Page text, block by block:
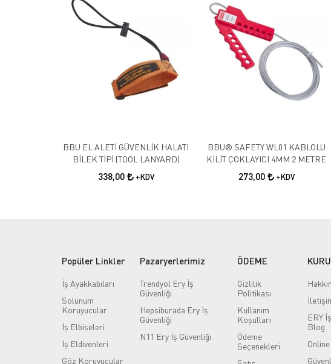
BBU EL ALETİ GÜVENLİK HALATI
BİLEK TİPİ (TOOL LANYARD)
338,00 +KDV
BBU® SAFETY WL01 KABLOLU
KİLİT ÇOKLAYICI 4MM 2 METRE
273,00 +KDV
Popüler Linkler
İş Ayakkabıları
Solunum
Koruyucular
İş Elbiseleri
İş Eldivenleri
Göz Koruyucular
Pazaryerlerimiz
Trendyol Ery İş
Güvenliği
Hepsiburada Ery İş
Güvenliği
N11 Ery İş Güvenliği
ÖDEME
Gizlilik
Politikası
Kullanım
Koşulları
Ödeme
Seçenekleri
ERY
Blog